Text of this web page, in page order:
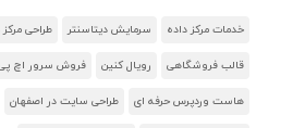
خدمات مرکز داده سرمایش دیتاسنتر طراحی مرکز
قالب فروشگاهی رویال کنین فروش سرور اچ
هاست وردپرس حرفه ای طراحی سایت در اصفهان